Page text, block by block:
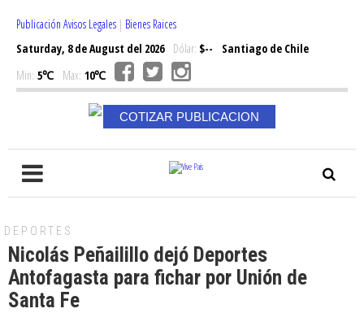
Publicación Avisos Legales | Bienes Raices
Saturday, 8 de August del 2026Dólar: $--
Santiago de Chile
Min: 5℃ Max: 10℃
COTIZAR PUBLICACION
DEPORTES
Nicolás Peñailillo dejó Deportes
Antofagasta para fichar por Unión de
Santa Fe